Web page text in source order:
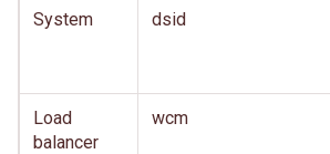
System dsid
Load
balancer
wcm